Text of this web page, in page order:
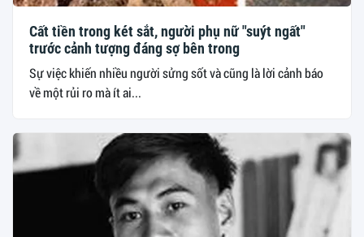
Cất tiền trong két sắt, người phụ nữ "suýt ngất"
trước cảnh tượng đáng sợ bên trong
Sự việc khiến nhiều người sửng sốt và cũng là lời cảnh báo
về một rủi ro mà ít ai...